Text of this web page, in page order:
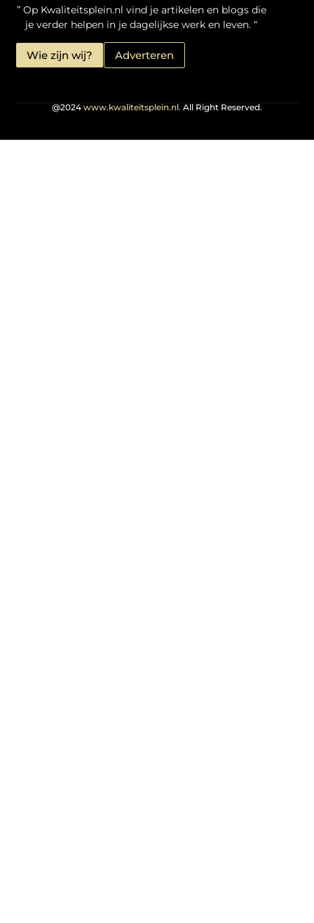
” Op Kwaliteitsplein.nl vind je artikelen en blogs die
je verder helpen in je dagelijkse werk en leven. “
Wie zijn wij? Adverteren
@2024 www.kwaliteitsplein.nl. All Right Reserved.